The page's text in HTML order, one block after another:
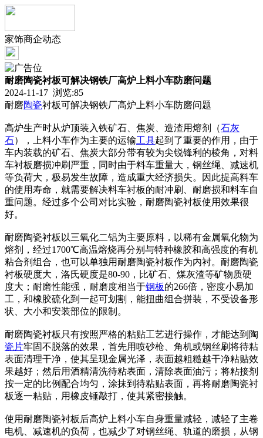
家饰商企动态
耐磨陶瓷衬板可解决钢铁厂高炉上料小车防磨问题
2024-11-17 浏览:85
耐磨陶瓷衬板可解决钢铁厂高炉上料小车防磨问题
高炉生产时从炉顶装入铁矿石、焦炭、造渣用熔剂（石灰
石），上料小车作为主要的运输工具起到了重要的作用，由于
车内装载的矿石、焦炭大部分带有较为尖锐锋利的棱角，对料
车衬板磨损冲刷严重，同时由于料车重量大，钢丝绳、减速机
等负荷大，极易发生故障，造成重大经济损失。因此提高料车
的使用寿命，就需要解决料车衬板的耐冲刷、耐磨损和料车自
重问题。经过多个公司对比实验，耐磨陶瓷衬板使用效果很
好。
耐磨陶瓷衬板以三氧化二铝为主要原料，以稀有金属氧化物为
熔剂，经过1700℃高温熔烧再分别与特种橡胶和高强度的有机
粘合剂组合，也可以单独用耐磨陶瓷衬板作为内衬。耐磨陶瓷
衬板硬度大，洛氏硬度是80-90，比矿石、煤灰渣等矿物质硬
度大；耐磨性能强，耐磨度相当于钢板的266倍，密度小易加
工，和橡胶硫化到一起可划割，能扭曲组合拼装，不受设备形
状、大小和安装部位的限制。
耐磨陶瓷衬板只有按照严格的粘贴工艺进行操作，才能达到陶
瓷片牢固不脱落的效果，首先用喷砂枪、角机或钢丝刷将待粘
表面清理干净，使其呈现金属光泽，表面越粗糙越干净粘贴效
果越好；然后用酒精清洗待粘表面，清除表面油污；将粘接剂
按一定的比例配合均匀，涂抹到待粘贴表面，再将耐磨陶瓷衬
板逐一粘贴，用橡皮锤敲打，使其紧密接触。
使用耐磨陶瓷衬板后高炉上料小车自身重量减轻，减轻了主卷
电机、减速机的负荷，也减少了对钢丝绳、轨道的磨损，从钢